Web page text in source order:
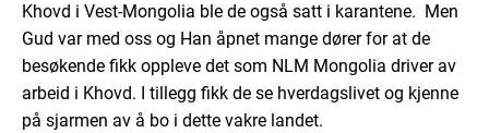
Khovd i Vest-Mongolia ble de også satt i karantene. Men
Gud var med oss og Han åpnet mange dører for at de
besøkende fikk oppleve det som NLM Mongolia driver av
arbeid i Khovd. I tillegg fikk de se hverdagslivet og kjenne
på sjarmen av å bo i dette vakre landet.